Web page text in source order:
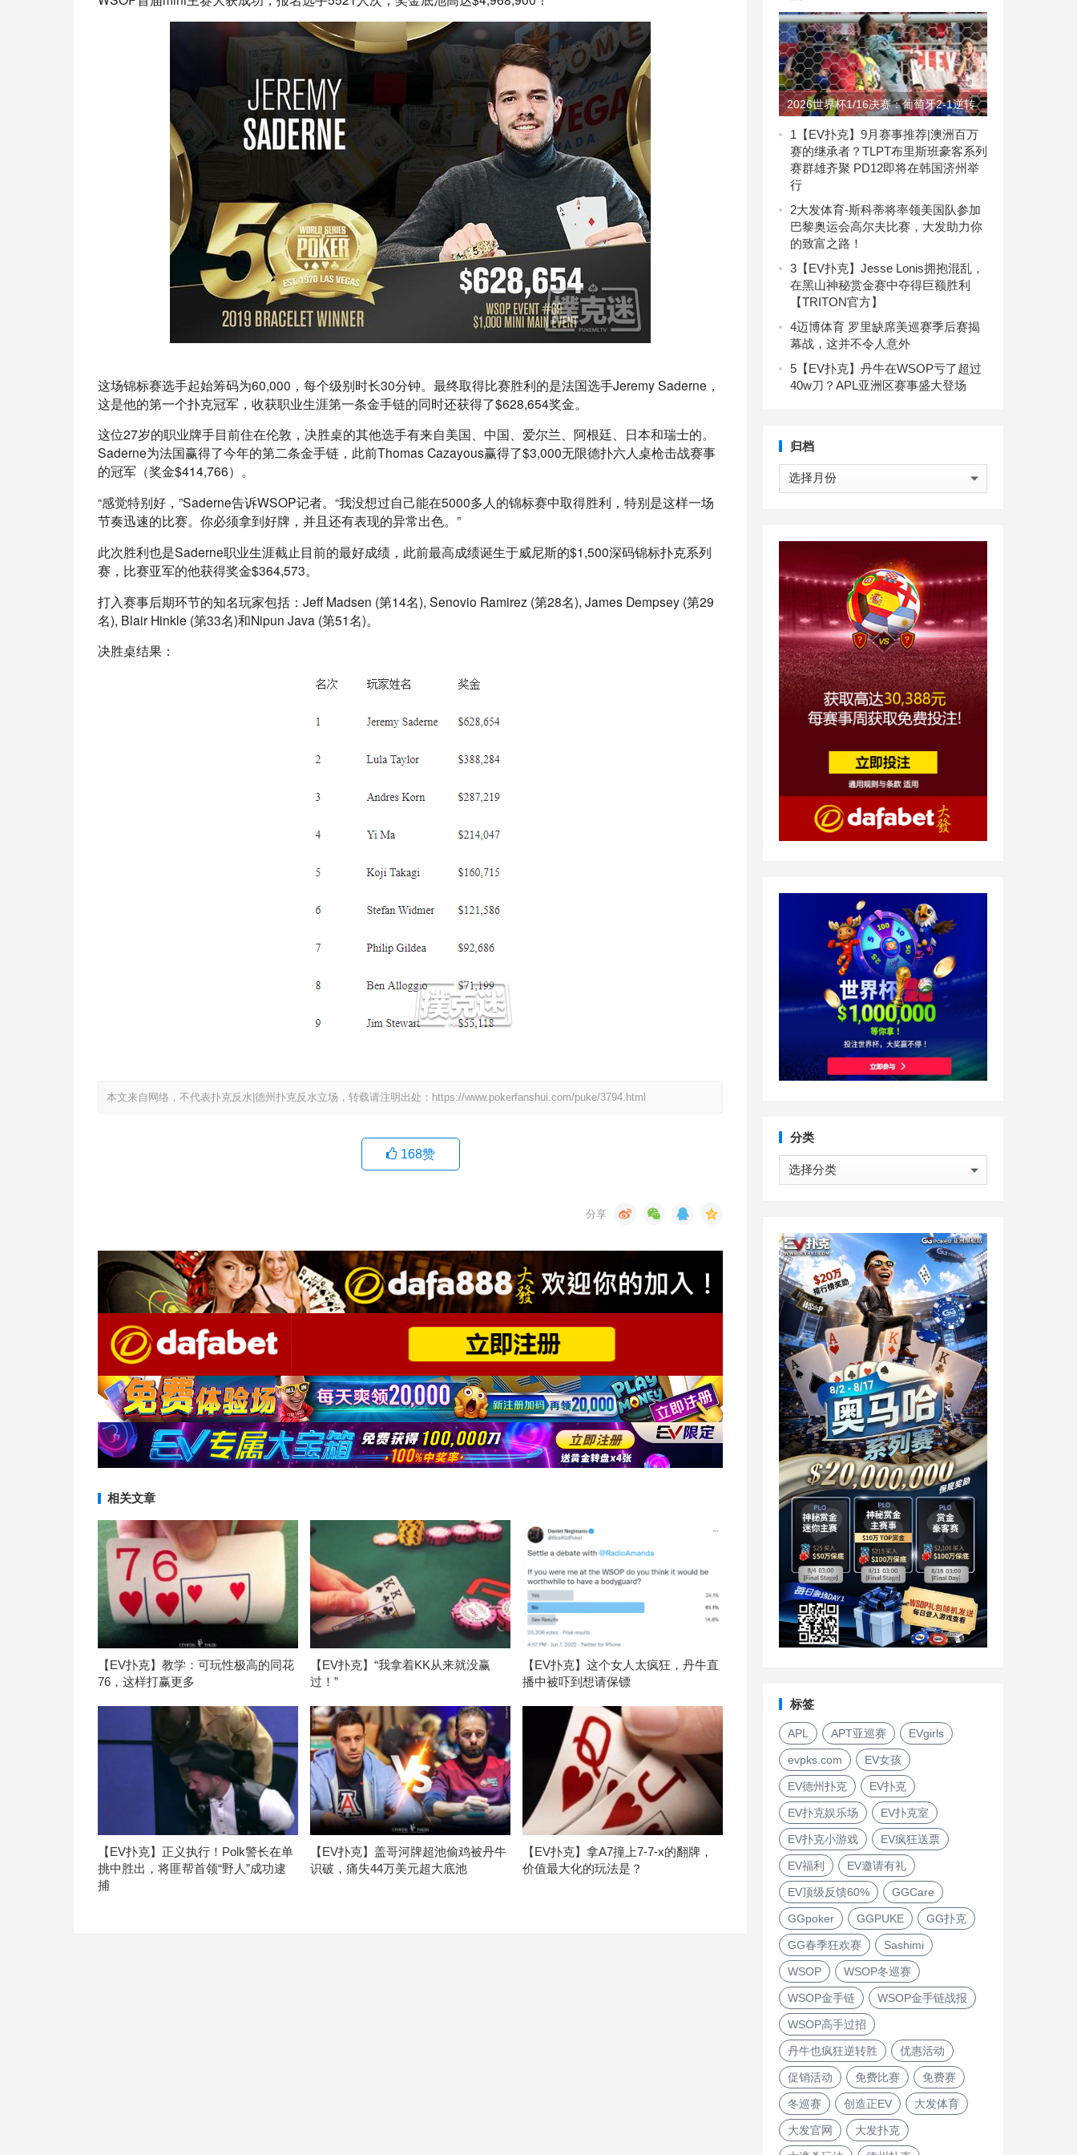
这场锦标赛选手起始筹码为60,000，每个级别时长30分钟。最终取得比赛胜利的是法国选手Jeremy Saderne，
这是他的第一个扑克冠军，收获职业生涯第一条金手链的同时还获得了$628,654奖金。
这位27岁的职业牌手目前住在伦敦，决胜桌的其他选手有来自美国、中国、爱尔兰、阿根廷、日本和瑞士的。
Saderne为法国赢得了今年的第二条金手链，此前Thomas Cazayous赢得了$3,000无限德扑六人桌枪击战赛事
的冠军（奖金$414,766）。
“感觉特别好，”Saderne告诉WSOP记者。“我没想过自己能在5000多人的锦标赛中取得胜利，特别是这样一场
节奏迅速的比赛。你必须拿到好牌，并且还有表现的异常出色。”
此次胜利也是Saderne职业生涯截止目前的最好成绩，此前最高成绩诞生于威尼斯的$1,500深码锦标扑克系列
赛，比赛亚军的他获得奖金$364,573。
打入赛事后期环节的知名玩家包括：Jeff Madsen (第14名), Senovio Ramirez (第28名), James Dempsey (第29
名), Blair Hinkle (第33名)和Nipun Java (第51名)。
决胜桌结果：
本文来自网络，不代表扑克反水|德州扑克反水立场，转载请注明出处：https://www.pokerfanshui.com/puke/3794.html
168赞
相关文章
【EV扑克】教学：可玩性极高的同花
76，这样打赢更多
【EV扑克】“我拿着KK从来就没赢
过！”
【EV扑克】这个女人太疯狂，丹牛直
播中被吓到想请保镖
【EV扑克】正义执行！Polk警长在单
挑中胜出，将匪帮首领“野人”成功逮
捕
【EV扑克】盖哥河牌超池偷鸡被丹牛
识破，痛失44万美元超大底池
【EV扑克】拿A7撞上7-7-x的翻牌，
价值最大化的玩法是？
2026世界杯1/16决赛：葡萄牙2-1逆转
克罗地亚，C罗打入淘汰赛首球，大发
体育助力你的致富之路！
1 【EV扑克】9月赛事推荐|澳洲百万
赛的继承者？TLPT布里斯班豪客系列
赛群雄齐聚 PD12即将在韩国济州举
行
2大发体育-斯科蒂将率领美国队参加
巴黎奥运会高尔夫比赛，大发助力你
的致富之路！
3 【EV扑克】Jesse Lonis拥抱混乱，
在黑山神秘赏金赛中夺得巨额胜利
【TRITON官方】
4迈博体育 罗里缺席美巡赛季后赛揭
幕战，这并不令人意外
5 【EV扑克】丹牛在WSOP亏了超过
40w刀？APL亚洲区赛事盛大登场
归档
归
分类
分
类
标签
APL APT亚巡赛 EVgirls
evpks.com EV女孩
EV德州扑克 EV扑克
EV扑克娱乐场 EV扑克室
EV扑克小游戏 EV疯狂送票
EV福利 EV邀请有礼
EV顶级反馈60% GGCare
GGpoker GGPUKE GG扑克
GG春季狂欢赛 Sashimi
WSOP WSOP冬巡赛
WSOP金手链 WSOP金手链战报
WSOP高手过招
丹牛也疯狂逆转胜 优惠活动
促销活动 免费比赛 免费赛
冬巡赛 创造正EV 大发体育
大发官网 大发扑克